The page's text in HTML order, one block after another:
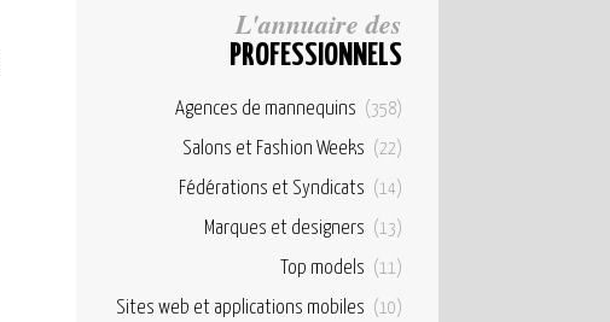
L'annuaire des
PROFESSIONNELS
Agences de mannequins (358)
Salons et Fashion Weeks (22)
Fédérations et Syndicats (14)
Marques et designers (13)
Top models (11)
Sites web et applications mobiles (10)